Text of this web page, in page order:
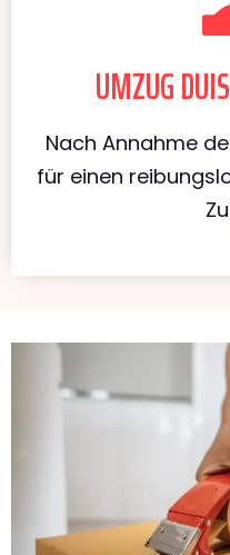
UMZUG
Nach Annahme
für einen